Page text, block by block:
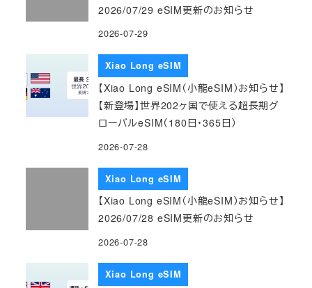
2026/07/29 eSIM更新のお知らせ
2026-07-29
Xiao Long eSIM
【Xiao Long eSIM（小龍eSIM）お知らせ】
【新登場】世界202ヶ国で使える超長期グ
ローバルeSIM（180日・365日）
2026-07-28
Xiao Long eSIM
【Xiao Long eSIM（小龍eSIM）お知らせ】
2026/07/28 eSIM更新のお知らせ
2026-07-28
Xiao Long eSIM